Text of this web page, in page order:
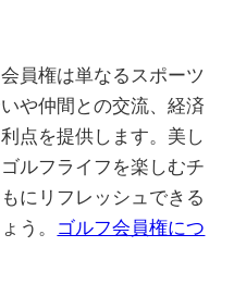
員権は単なるスポーツ
や仲間との交流、経済
点を提供します。美し
ルフライフを楽しむチ
にリフレッシュできる
う。 ゴルフ会員権につ